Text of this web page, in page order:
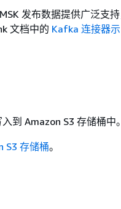
发布数据提供广泛支持
文档中的 Kafka 连接器示
到 Amazon S3 存储桶中。
S3 存储桶。